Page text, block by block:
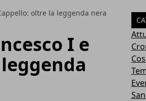
oltre la leggenda nera
I e